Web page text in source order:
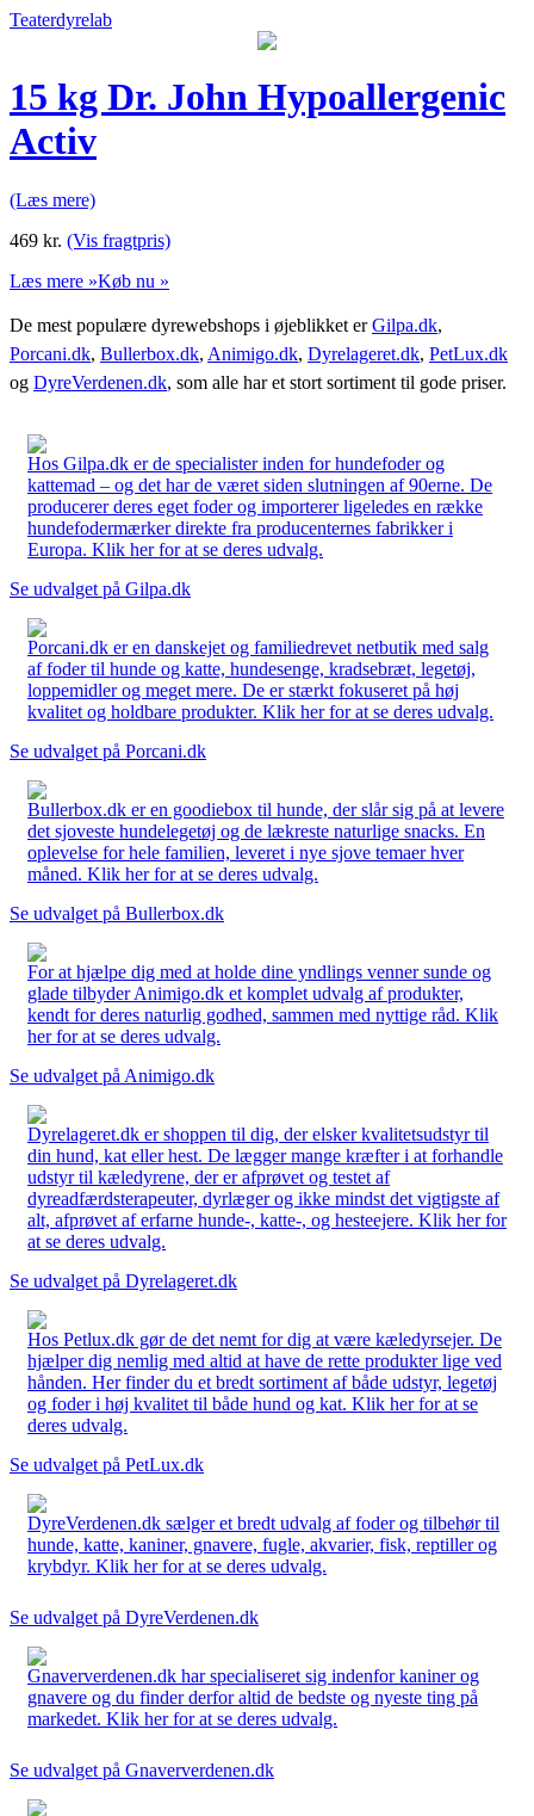
Teaterdyrelab
15 kg Dr. John Hypoallergenic
Activ
(Læs mere)
469 kr. (Vis fragtpris)
Læs mere »Køb nu »
De mest populære dyrewebshops i øjeblikket erGilpa.dk,
Porcani.dk, Bullerbox.dk, Animigo.dk, Dyrelageret.dk, PetLux.dk
og DyreVerdenen.dk, som alle har et stort sortiment til gode priser.
Hos Gilpa.dk er de specialister inden for hundefoder og
kattemad – og det har de været siden slutningen af 90erne. De
producerer deres eget foder og importerer ligeledes en række
hundefodermærker direkte fra producenternes fabrikker i
Europa. Klik her for at se deres udvalg.
Se udvalget på Gilpa.dk
Porcani.dk er en danskejet og familiedrevet netbutik med salg
af foder til hunde og katte, hundesenge, kradsebræt, legetøj,
loppemidler og meget mere. De er stærkt fokuseret på høj
kvalitet og holdbare produkter. Klik her for at se deres udvalg.
Se udvalget på Porcani.dk
Bullerbox.dk er en goodiebox til hunde, der slår sig på at levere
det sjoveste hundelegetøj og de lækreste naturlige snacks. En
oplevelse for hele familien, leveret i nye sjove temaer hver
måned. Klik her for at se deres udvalg.
Se udvalget på Bullerbox.dk
For at hjælpe dig med at holde dine yndlings venner sunde og
glade tilbyder Animigo.dk et komplet udvalg af produkter,
kendt for deres naturlig godhed, sammen med nyttige råd. Klik
her for at se deres udvalg.
Se udvalget på Animigo.dk
Dyrelageret.dk er shoppen til dig, der elsker kvalitetsudstyr til
din hund, kat eller hest. De lægger mange kræfter i at forhandle
udstyr til kæledyrene, der er afprøvet og testet af
dyreadfærdsterapeuter, dyrlæger og ikke mindst det vigtigste af
alt, afprøvet af erfarne hunde-, katte-, og hesteejere. Klik her for
at se deres udvalg.
Se udvalget på Dyrelageret.dk
Hos Petlux.dk gør de det nemt for dig at være kæledyrsejer. De
hjælper dig nemlig med altid at have de rette produkter lige ved
hånden. Her finder du et bredt sortiment af både udstyr, legetøj
og foder i høj kvalitet til både hund og kat. Klik her for at se
deres udvalg.
Se udvalget på PetLux.dk
DyreVerdenen.dk sælger et bredt udvalg af foder og tilbehør til
hunde, katte, kaniner, gnavere, fugle, akvarier, fisk, reptiller og
krybdyr. Klik her for at se deres udvalg.
Se udvalget på DyreVerdenen.dk
Gnaververdenen.dk har specialiseret sig indenfor kaniner og
gnavere og du finder derfor altid de bedste og nyeste ting på
markedet. Klik her for at se deres udvalg.
Se udvalget på Gnaververdenen.dk